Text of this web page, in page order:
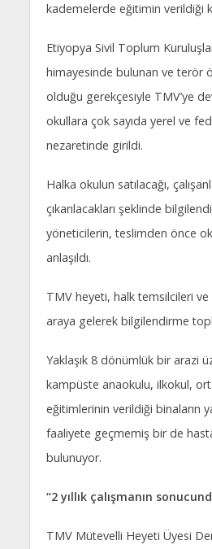
kademelerde eğitimin verildiği
Etiyopya Sivil Toplum
himayesinde bulunan ve terör
olduğu gerekçesiyle TMV’ye
okullara çok sayıda yerel ve
nezaretinde girildi.
Halka okulun satılacağı,
çıkarılacakları şeklinde
yöneticilerin, teslimden önce
anlaşıldı.
TMV heyeti, halk temsilcileri ve
araya gelerek bilgilendirme
Yaklaşık 8 dönümlük bir arazi
kampüste anaokulu, ilkokul,
eğitimlerinin verildiği binaların
faaliyete geçmemiş bir de
bulunuyor.
“2 yıllık çalışmanın
TMV Mütevelli Heyeti Üyesi